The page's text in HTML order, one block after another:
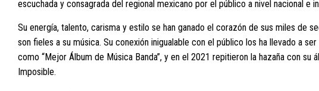
escuchada y consagrada del regional mexicano por el público a nivel nacional e
Su energía, talento, carisma y estilo se han ganado el corazón de sus miles de
son fieles a su música. Su conexión inigualable con el público los ha llevado a
como “Mejor Álbum de Música Banda”, y en el 2021 repitieron la hazaña con su
Imposible.